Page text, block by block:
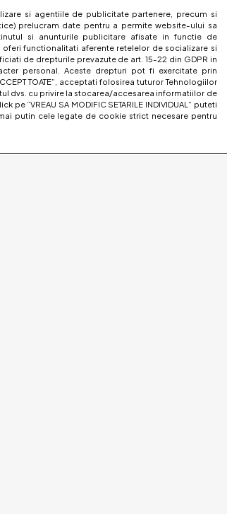
si agentiile de publicitate partenere, precum si
prelucram date pentru a permite website-ului sa
si anunturile publicitare afisate in functie de
functionalitati aferente retelelor de socializare si
de drepturile prevazute de art. 15-22 din GDPR in
personal. Aceste drepturi pot fi exercitate prin
TOATE”, acceptati folosirea tuturor Tehnologiilor
dvs. cu privire la stocarea/accesarea informatiilor de
“VREAU SA MODIFIC SETARILE INDIVIDUAL” puteti
putin cele legate de cookie strict necesare pentru